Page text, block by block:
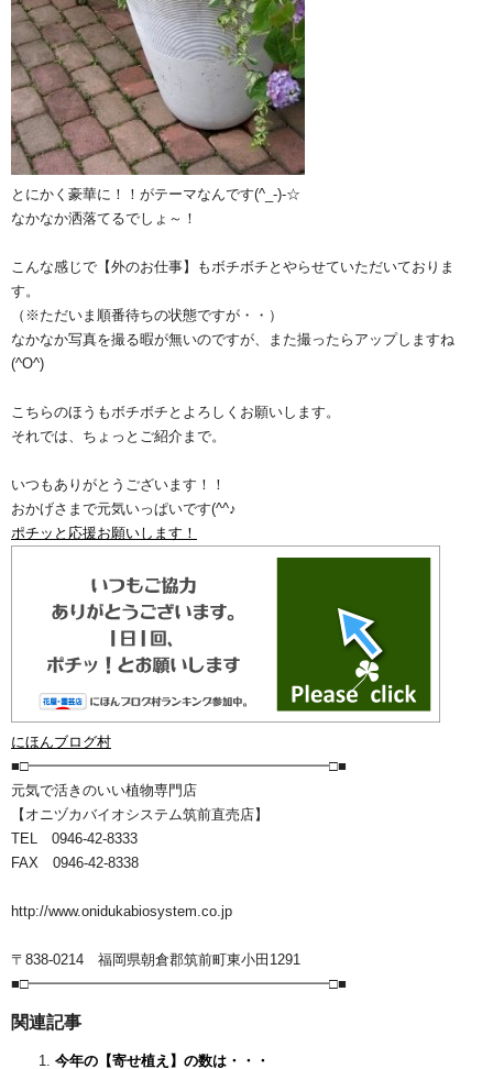
とにかく豪華に！！がテーマなんです(^_-)-☆
なかなか洒落てるでしょ～！
こんな感じで【外のお仕事】もボチボチとやらせていただいておりま
す。
（※ただいま順番待ちの状態ですが・・）
なかなか写真を撮る暇が無いのですが、また撮ったらアップしますね
(^O^)
こちらのほうもボチボチとよろしくお願いします。
それでは、ちょっとご紹介まで。
いつもありがとうございます！！
おかげさまで元気いっぱいです(^^♪
ポチッと応援お願いします！
にほんブログ村
■□━━━━━━━━━━━━━━━━━━━━━□■
元気で活きのいい植物専門店
【オニヅカバイオシステム筑前直売店】
TEL 0946-42-8333
FAX 0946-42-8338
http://www.onidukabiosystem.co.jp
〒838-0214 福岡県朝倉郡筑前町東小田1291
■□━━━━━━━━━━━━━━━━━━━━━□■
関連記事
今年の【寄せ植え】の数は・・・